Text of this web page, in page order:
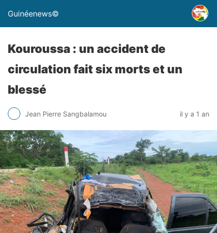
Guinéenews©
Kouroussa : un accident de
circulation fait six morts et un
blessé
Jean Pierre Sangbalamou il y a 1 an